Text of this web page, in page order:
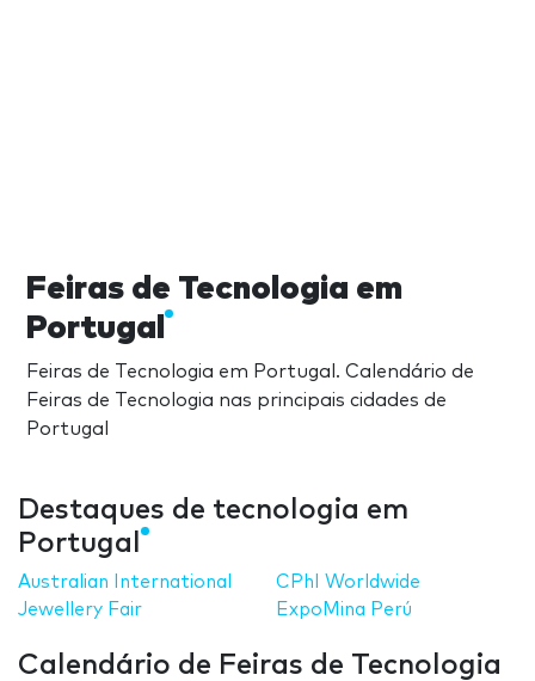
Feiras de Tecnologia em
Portugal
Feiras de Tecnologia em Portugal. Calendário de
Feiras de Tecnologia nas principais cidades de
Portugal
Destaques de tecnologia em
Portugal
Australian International
Jewellery Fair
CPhI Worldwide
ExpoMina Perú
Calendário de Feiras de Tecnologia